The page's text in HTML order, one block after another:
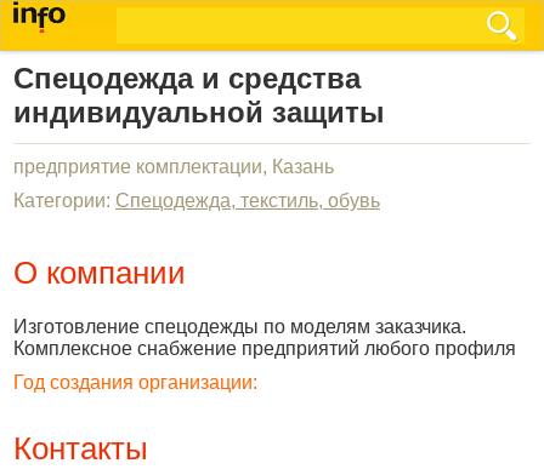
Спецодежда и средства
индивидуальной защиты
предприятие комплектации, Казань
Категории: Спецодежда, текстиль, обувь
О компании
Изготовление спецодежды по моделям заказчика.
Комплексное снабжение предприятий любого профиля
Год создания организации:
Контакты